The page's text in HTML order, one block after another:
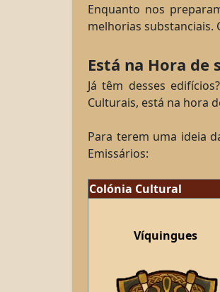
Enquanto nos
melhorias substanciais.
Está na Hora de
Já têm desses
Culturais, está na hora
Para terem uma ideia
Emissários:
Colónia Cultural
Víquingues